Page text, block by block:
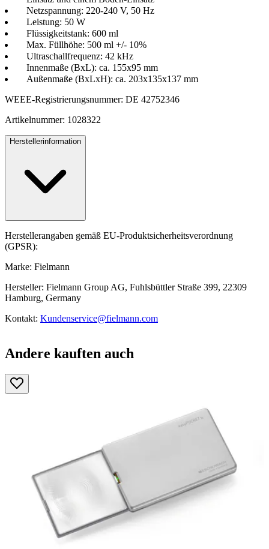
Netzspannung: 220-240 V, 50 Hz
Leistung: 50 W
Flüssigkeitstank: 600 ml
Max. Füllhöhe: 500 ml +/- 10%
Ultraschallfrequenz: 42 kHz
Innenmaße (BxL): ca. 155x95 mm
Außenmaße (BxLxH): ca. 203x135x137 mm
WEEE-Registrierungsnummer: DE 42752346
Artikelnummer: 1028322
Herstellerinformation
Herstellerangaben gemäß EU-Produktsicherheitsverordnung
(GPSR):
Marke: Fielmann
Hersteller: Fielmann Group AG, Fuhlsbüttler Straße 399, 22309
Hamburg, Germany
Kontakt: Kundenservice@fielmann.com
Andere kauften auch